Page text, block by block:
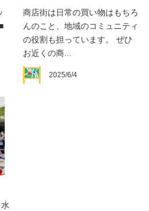
商店街は日常の買い物はもちろ
んのこと、地域のコミュニティ
の役割も担っています。 ぜひ
お近くの商...
2025/6/4